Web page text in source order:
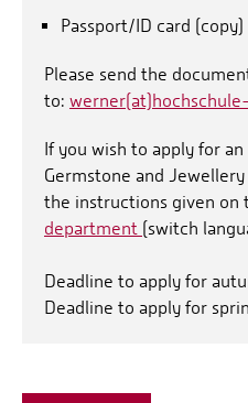
Passport/ID card (copy)
Please send the
to:
If you wish to apply for
Germstone and
the instructions given on
department (switch
Deadline to apply for
Deadline to apply for